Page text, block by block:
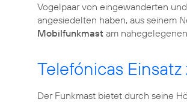
Vogelpaar von eingewanderten
angesiedelten haben, aus seinem
Mobilfunkmast am
Telefónicas
Der Funkmast bietet durch seine